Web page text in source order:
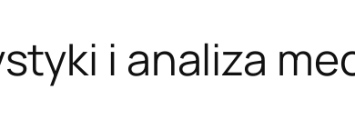
i analiza